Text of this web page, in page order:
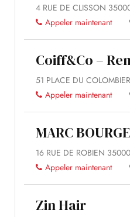
4 RUE DE CLISSON
Appeler maintenant
Coiff&Co –
51 PLACE DU
Appeler maintenant
MARC
16 RUE DE ROBIEN
Appeler maintenant
Zin Hair